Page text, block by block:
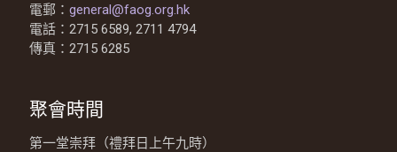
電郵： general@faog.org.hk
電話：2715 6589, 2711 4794
傳真：2715 6285
聚會時間
第一堂崇拜（禮拜日上午九時）